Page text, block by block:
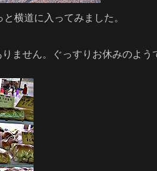
と横道に入ってみました。
ません。ぐっすりお休みのよう